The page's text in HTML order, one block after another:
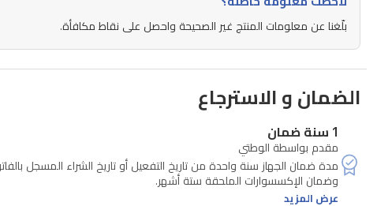
بلّغنا عن معلومات المنتج غير الصحيحة واحصل على نقاط مكافأة.
الضمان و الاسترجاع
1 سنة ضمان
مقدم بواسطة الوطتي
عرض المزيد